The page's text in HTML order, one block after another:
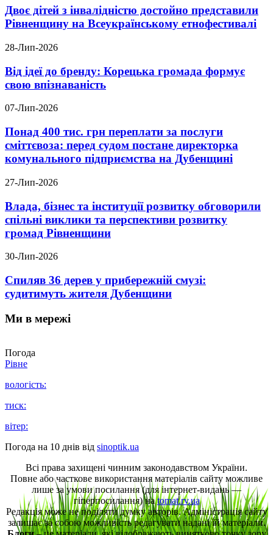
Двоє дітей з інвалідністю достойно представили
Рівненщину на Всеукраїнському етнофестивалі
28-Лип-2026
Від ідеї до бренду: Корецька громада формує
свою впізнаваність
07-Лип-2026
Понад 400 тис. грн переплати за послуги
сміттєвоза: перед судом постане директорка
комунального підприємства на Дубенщині
27-Лип-2026
Влада, бізнес та інституції розвитку обговорили
спільні виклики та перспективи розвитку
громад Рівненщини
30-Лип-2026
Спиляв 36 дерев у прибережній смузі:
судитимуть жителя Дубенщини
Ми в мережі
Погода
Рівне
вологість:
тиск:
вітер:
Погода на 10 днів від sinoptik.ua
Всі права захищені чинним законодавством України.
Повне або часткове використання матеріалів сайту можливе
лише за умови посилання (для інтернет-видань —
гіперпосилання) наtomat.rv.ua
Редакція може не поділяти думку авторів. Адміністрація сайту
залишає за собою можливість редагувати надані їй матеріали.